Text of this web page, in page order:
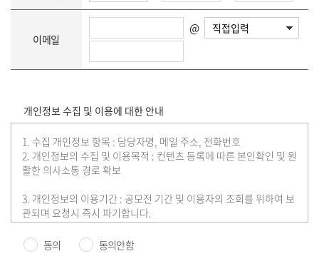
이메일
@
개인정보 수집 및 이용에 대한 안내
1. 수집 개인정보 항목 : 담당자명, 메일 주소, 전화번호
2. 개인정보의 수집 및 이용목적 : 컨텐츠 등록에 따른 본인확인 및 원
활한 의사소통 경로 확보
3. 개인정보의 이용기간 : 공모전 기간 및 이용자의 조회를 위하여 보
관되며 요청시 즉시 파기합니다.
※ 공모전, 대외활동, 이벤트 등 등록은 무료이며 관리자 검수, 수정,
승인 후 등록됩니다.(내부 규정에 따라 등록되지 않을 수 있습니다.)
동의 동의안함